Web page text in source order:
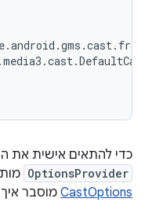
כדי להתאים אישית את
OptionsProvider
CastOptions מוסבר